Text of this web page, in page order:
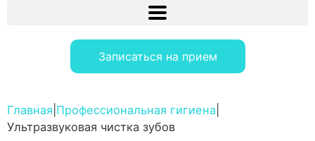
Записаться на прием
Главная Профессиональная гигиена
Ультразвуковая чистка зубов